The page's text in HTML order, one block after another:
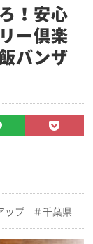
！安心
ー倶楽
バンザ
ップ 千葉県